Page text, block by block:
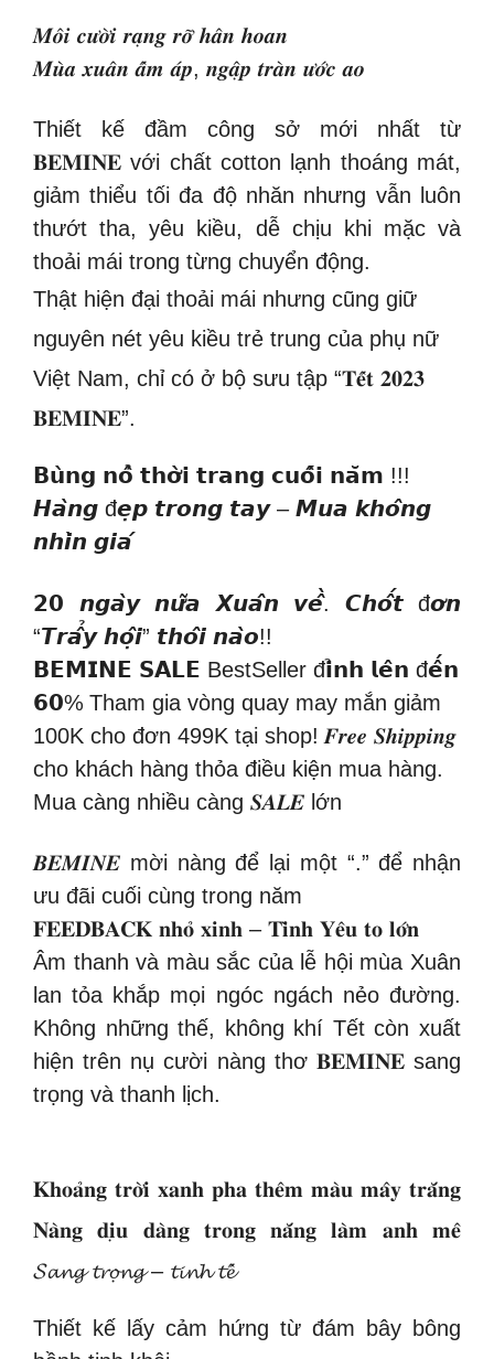
𝑴𝒐̂𝒊 𝒄𝒖̛𝒐̛̀𝒊 𝒓𝒂̣𝒏𝒈 𝒓𝒐̛̃ 𝒉𝒂̂𝒏 𝒉𝒐𝒂𝒏
𝑴𝒖̀𝒂 𝒙𝒖𝒂̂𝒏 𝒂̂́𝒎 𝒂́𝒑, 𝒏𝒈𝒂̣̂𝒑 𝒕𝒓𝒂̀𝒏 𝒖̛𝒐̛́𝒄 𝒂𝒐
Thiết kế đầm công sở mới nhất từ
𝐁𝐄𝐌𝐈𝐍𝐄 với chất cotton lạnh thoáng mát,
giảm thiểu tối đa độ nhăn nhưng vẫn luôn
thướt tha, yêu kiều, dễ chịu khi mặc và
thoải mái trong từng chuyển động.
Thật hiện đại thoải mái nhưng cũng giữ
nguyên nét yêu kiều trẻ trung của phụ nữ
Việt Nam, chỉ có ở bộ sưu tập “𝐓𝐞̂́𝐭 𝟐𝟎𝟐𝟑
𝐁𝐄𝐌𝐈𝐍𝐄”.
𝗕𝘂̀𝗻𝗴 𝗻𝗼̂̉ 𝘁𝗵𝗼̛̀𝗶 𝘁𝗿𝗮𝗻𝗴 𝗰𝘂𝗼̂́𝗶 𝗻𝗮̆𝗺 !!!
𝙃𝙖̀𝙣𝙜 đ𝙚̣𝙥 𝙩𝙧𝙤𝙣𝙜 𝙩𝙖𝙮 – 𝙈𝙪𝙖 𝙠𝙝𝙤̂𝙣𝙜
𝙣𝙝𝙞̀𝙣 𝙜𝙞𝙖́
𝟮𝟬 𝙣𝙜𝙖̀𝙮 𝙣𝙪̛̃𝙖 𝙓𝙪𝙖̂𝙣 𝙫𝙚̂̀. 𝘾𝙝𝙤̂́𝙩 đ𝙤̛𝙣
“𝙏𝙧𝙖̂̉𝙮 𝙝𝙤̣̂𝙞” 𝙩𝙝𝙤̂𝙞 𝙣𝙖̀𝙤!!
𝗕𝗘𝗠𝗜𝗡𝗘 𝗦𝗔𝗟𝗘 BestSeller đ𝗶̉𝗻𝗵 𝗹𝗲̂𝗻 đ𝗲̂́𝗻
𝟲𝟬% Tham gia vòng quay may mắn giảm
100K cho đơn 499K tại shop! 𝑭𝒓𝒆𝒆 𝑺𝒉𝒊𝒑𝒑𝒊𝒏𝒈
cho khách hàng thỏa điều kiện mua hàng.
Mua càng nhiều càng 𝑺𝑨𝑳𝑬 lớn
𝑩𝑬𝑴𝑰𝑵𝑬 mời nàng để lại một “.” để nhận
ưu đãi cuối cùng trong năm
𝐅𝐄𝐄𝐃𝐁𝐀𝐂𝐊 𝐧𝐡𝐨̉ 𝐱𝐢𝐧𝐡 – 𝐓𝐢̀𝐧𝐡 𝐘𝐞̂𝐮 𝐭𝐨 𝐥𝐨̛́𝐧
Âm thanh và màu sắc của lễ hội mùa Xuân
lan tỏa khắp mọi ngóc ngách nẻo đường.
Không những thế, không khí Tết còn xuất
hiện trên nụ cười nàng thơ 𝐁𝐄𝐌𝐈𝐍𝐄 sang
trọng và thanh lịch.
𝐊𝐡𝐨𝐚̉𝐧𝐠 𝐭𝐫𝐨̛̀𝐢 𝐱𝐚𝐧𝐡 𝐩𝐡𝐚 𝐭𝐡𝐞̂𝐦 𝐦𝐚̀𝐮 𝐦𝐚̂𝐲 𝐭𝐫𝐚̆́𝐧𝐠
𝐍𝐚̀𝐧𝐠 𝐝𝐢̣𝐮 𝐝𝐚̀𝐧𝐠 𝐭𝐫𝐨𝐧𝐠 𝐧𝐚̆́𝐧𝐠 𝐥𝐚̀𝐦 𝐚𝐧𝐡 𝐦𝐞̂
𝓢𝓪𝓷𝓰 𝓽𝓻𝓸̣𝓷𝓰 – 𝓽𝓲𝓷𝓱 𝓽𝓮̂́
Thiết kế lấy cảm hứng từ đám bây bông